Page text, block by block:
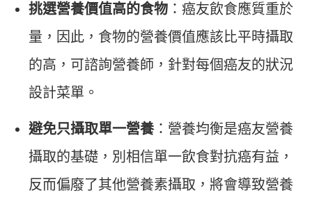
挑選營養價值高的食物 ：癌友飲食應質重於
量，因此，食物的營養價值應該比平時攝取
的高，可諮詢營養師，針對每個癌友的狀況
設計菜單。
避免只攝取單一營養：營養均衡是癌友營養
攝取的基礎，別相信單一飲食對抗癌有益，
反而偏廢了其他營養素攝取，將會導致營養